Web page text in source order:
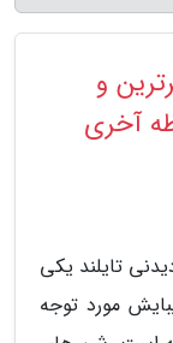
و
آخری
تایلند یکی
مورد توجه